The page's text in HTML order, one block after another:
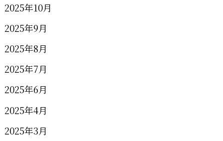
2025年10月
2025年9月
2025年8月
2025年7月
2025年6月
2025年4月
2025年3月